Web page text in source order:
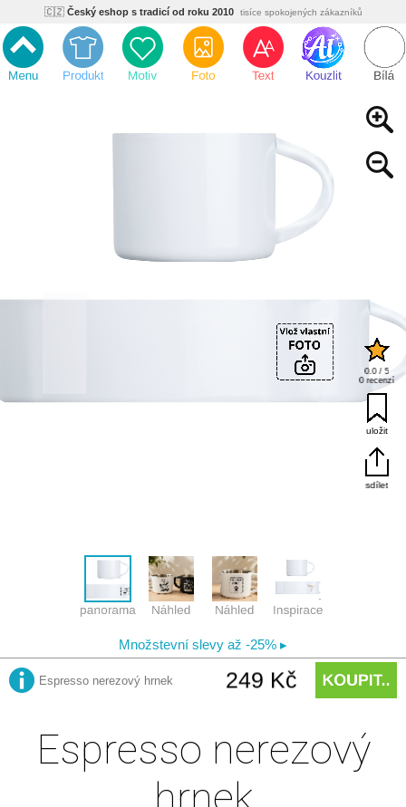
🇨🇿 Český eshop s tradicí od roku 2010 tisíce spokojených zákazníků
Ekologický a zdravotně nezávadný žádná čína, barvy s certifikáty
💡Inovativní výroba vlastní vývoj, nejnovější technologie
Rychlé dodání expedujeme do 24h
tisíce spokojených zákazníků
Espresso nerezový